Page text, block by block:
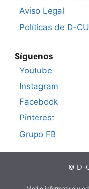
Aviso Legal
Políticas de D-
Síguenos
Youtube
Instagram
Facebook
Pinterest
Grupo FB
© D-